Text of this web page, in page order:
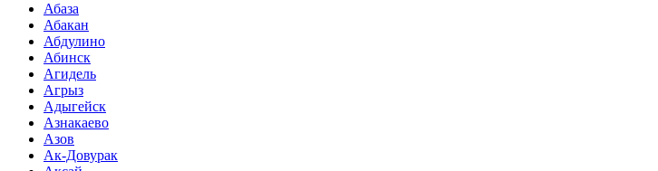
Абаза
Абакан
Абдулино
Абинск
Агидель
Агрыз
Адыгейск
Азнакаево
Азов
Ак-Довурак